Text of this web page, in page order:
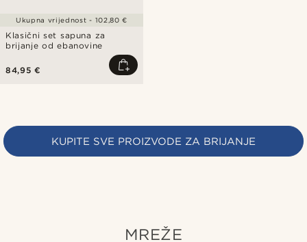
Klasični set sapuna za
brijanje od ebanovine
84,95 €
Ukupna vrijednost - 102,80 €
KUPITE SVE PROIZVODE ZA BRIJANJE
MREŽE